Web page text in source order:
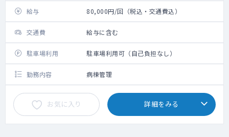
給与 80,000円/回（税込・交通費込）
交通費 給与に含む
駐車場利用 駐車場利用可（自己負担なし）
勤務内容 病棟管理
お気に入り 詳細をみる